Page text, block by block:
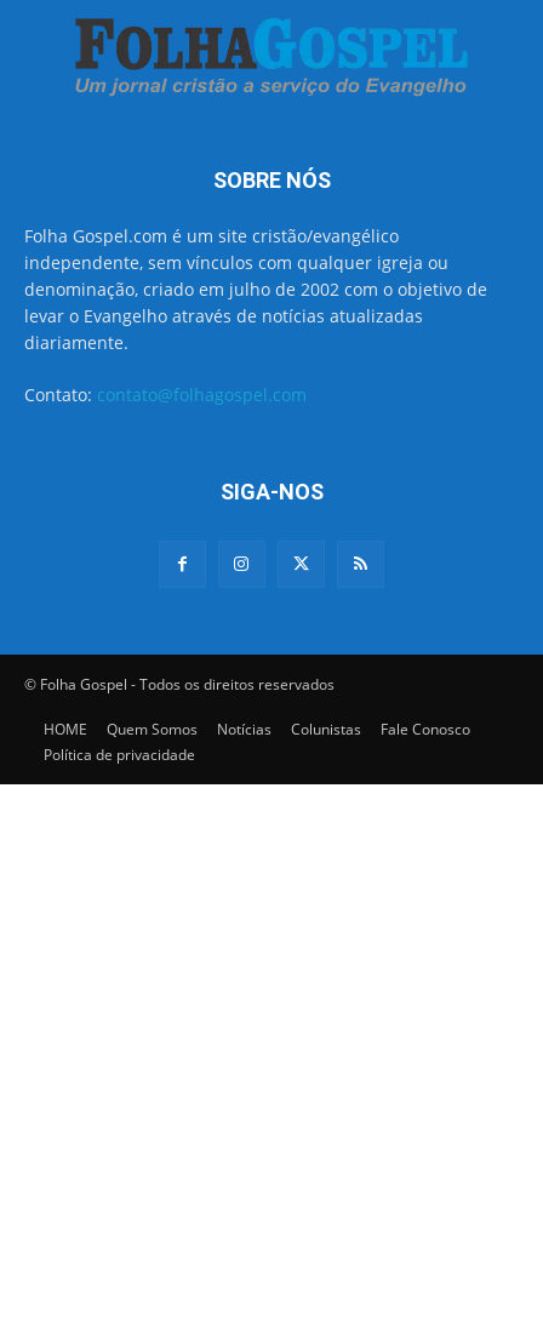
SOBRE NÓS
Folha Gospel.com é um site cristão/evangélico
independente, sem vínculos com qualquer igreja ou
denominação, criado em julho de 2002 com o objetivo de
levar o Evangelho através de notícias atualizadas
diariamente.
Contato: contato@folhagospel.com
SIGA-NOS
© Folha Gospel - Todos os direitos reservados
HOME Quem Somos Notícias Colunistas
Fale Conosco
Política de privacidade